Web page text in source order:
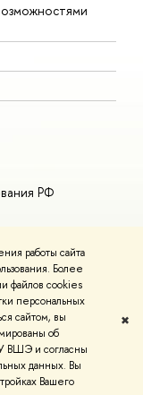
работы сайта
Более
файлов cookies
персональных
сайтом, вы
об
ВШЭ и согласны
данных. Вы
Вашего
✖
РФ
дизайна НИУ